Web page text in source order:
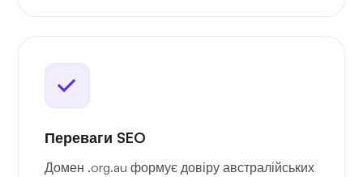
Переваги SEO
Домен .org.au формує довіру австралійських